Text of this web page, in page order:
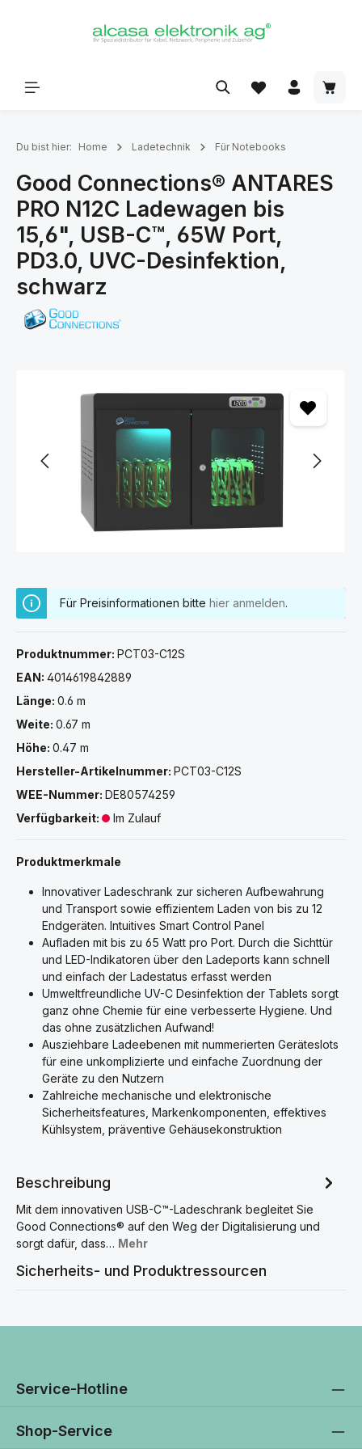
Du bist hier: Home Ladetechnik Für Notebooks
Good Connections® ANTARES
PRO N12C Ladewagen bis
15,6", USB-C™, 65W Port,
PD3.0, UVC-Desinfektion,
schwarz
Für Preisinformationen bitte hier anmelden.
Produktnummer: PCT03-C12S
EAN: 4014619842889
Länge: 0.6 m
Weite: 0.67 m
Höhe: 0.47 m
Hersteller-Artikelnummer: PCT03-C12S
WEE-Nummer: DE80574259
Verfügbarkeit:
Im Zulauf
Produktmerkmale
Innovativer Ladeschrank zur sicheren Aufbewahrung
und Transport sowie effizientem Laden von bis zu 12
Endgeräten. Intuitives Smart Control Panel
Aufladen mit bis zu 65 Watt pro Port. Durch die Sichttür
und LED-Indikatoren über den Ladeports kann schnell
und einfach der Ladestatus erfasst werden
Umweltfreundliche UV-C Desinfektion der Tablets sorgt
ganz ohne Chemie für eine verbesserte Hygiene. Und
das ohne zusätzlichen Aufwand!
Ausziehbare Ladeebenen mit nummerierten Geräteslots
für eine unkomplizierte und einfache Zuordnung der
Geräte zu den Nutzern
Zahlreiche mechanische und elektronische
Sicherheitsfeatures, Markenkomponenten, effektives
Kühlsystem, präventive Gehäusekonstruktion
Beschreibung
Mit dem innovativen USB-C™-Ladeschrank begleitet Sie
Good Connections® auf den Weg der Digitalisierung und
sorgt dafür, dass… Mehr
Sicherheits- und Produktressourcen
Service-Hotline
Shop-Service